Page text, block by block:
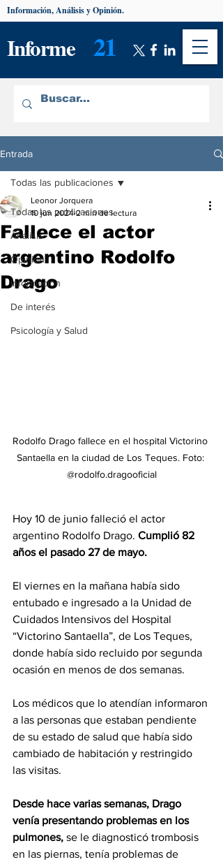
Informe 21
Información, Análisis y Opinión.
Entrada
Todas las publicaciones
Análisis
Opinión
Información
De interés
Psicología y Salud
Todas las publicaciones
Fallece el actor
argentino Rodolfo
Drago
Leonor Jorquera
10 jun 2024 2 min de lectura
Rodolfo Drago fallece en el hospital Victorino
Santaella en la ciudad de Los Teques. Foto:
@rodolfo.dragooficial
Hoy 10 de junio falleció el actor
argentino Rodolfo Drago. Cumplió 82
años el pasado 27 de mayo.
El viernes en la mañana había sido
entubado e ingresado a la Unidad de
Cuidados Intensivos del Hospital
“Victorino Santaella”, de Los Teques,
donde había sido recluido por segunda
ocasión en menos de dos semanas.
Los médicos que lo atendían informaron
a las personas que estaban pendiente
de su estado de salud que había sido
cambiado de habitación y restringido
las visitas.
Desde hace varias semanas, Drago
venía presentando problemas en los
pulmones, se le diagnosticó trombosis
en las piernas, tenía problemas de